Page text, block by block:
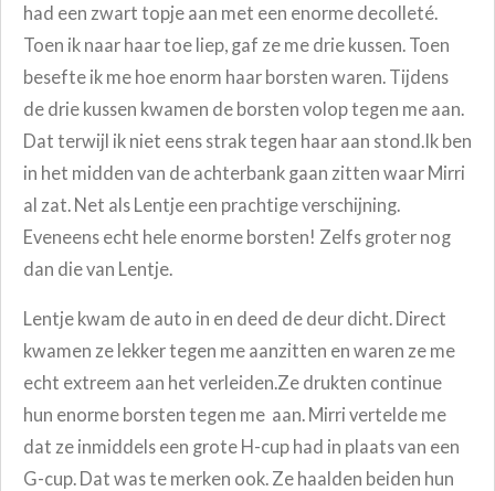
had een zwart topje aan met een enorme decolleté.
Toen ik naar haar toe liep, gaf ze me drie kussen. Toen
besefte ik me hoe enorm haar borsten waren. Tijdens
de drie kussen kwamen de borsten volop tegen me aan.
Dat terwijl ik niet eens strak tegen haar aan stond.Ik ben
in het midden van de achterbank gaan zitten waar Mirri
al zat. Net als Lentje een prachtige verschijning.
Eveneens echt hele enorme borsten! Zelfs groter nog
dan die van Lentje.
Lentje kwam de auto in en deed de deur dicht. Direct
kwamen ze lekker tegen me aanzitten en waren ze me
echt extreem aan het verleiden.Ze drukten continue
hun enorme borsten tegen me aan. Mirri vertelde me
dat ze inmiddels een grote H-cup had in plaats van een
G-cup. Dat was te merken ook. Ze haalden beiden hun